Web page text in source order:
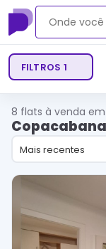
FILTROS 1
8 flats à venda em
Mais recentes